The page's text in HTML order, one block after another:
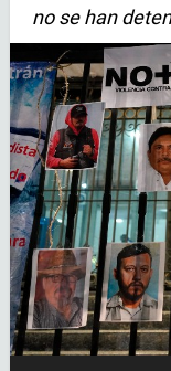
no se han